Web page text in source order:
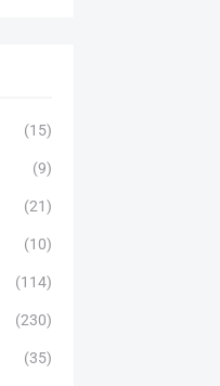
(15)
(9)
(21)
(10)
(114)
(230)
(35)